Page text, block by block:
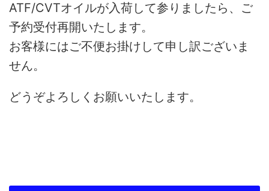
ATF/CVTオイルが入荷して参りましたら、ご
予約受付再開いたします。
お客様にはご不便お掛けして申し訳ございま
せん。
どうぞよろしくお願いいたします。